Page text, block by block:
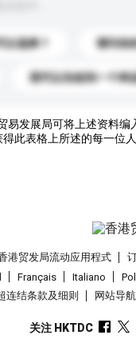
选择？ 请问你
我可以先收到一个样
易发展局可将上述资料
此表格上所述的每一位
港贸发局流动应用程式
Français Italiano
连结条款及细则 网站导航
关注 HKTDC